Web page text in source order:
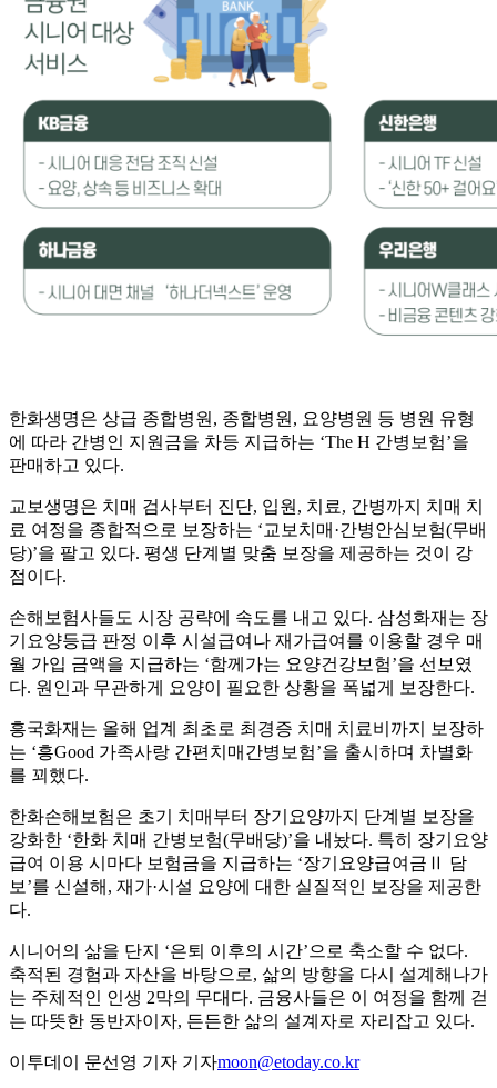
한화생명은 상급 종합병원, 종합병원, 요양병원 등 병원 유형
에 따라 간병인 지원금을 차등 지급하는 ‘The H 간병보험’을
판매하고 있다.
교보생명은 치매 검사부터 진단, 입원, 치료, 간병까지 치매 치
료 여정을 종합적으로 보장하는 ‘교보치매·간병안심보험(무배
당)’을 팔고 있다. 평생 단계별 맞춤 보장을 제공하는 것이 강
점이다.
손해보험사들도 시장 공략에 속도를 내고 있다. 삼성화재는 장
기요양등급 판정 이후 시설급여나 재가급여를 이용할 경우 매
월 가입 금액을 지급하는 ‘함께가는 요양건강보험’을 선보였
다. 원인과 무관하게 요양이 필요한 상황을 폭넓게 보장한다.
흥국화재는 올해 업계 최초로 최경증 치매 치료비까지 보장하
는 ‘흥Good 가족사랑 간편치매간병보험’을 출시하며 차별화
를 꾀했다.
한화손해보험은 초기 치매부터 장기요양까지 단계별 보장을
강화한 ‘한화 치매 간병보험(무배당)’을 내놨다. 특히 장기요양
급여 이용 시마다 보험금을 지급하는 ‘장기요양급여금Ⅱ 담
보’를 신설해, 재가·시설 요양에 대한 실질적인 보장을 제공한
다.
시니어의 삶을 단지 ‘은퇴 이후의 시간’으로 축소할 수 없다.
축적된 경험과 자산을 바탕으로, 삶의 방향을 다시 설계해나가
는 주체적인 인생 2막의 무대다. 금융사들은 이 여정을 함께 걷
는 따뜻한 동반자이자, 든든한 삶의 설계자로 자리잡고 있다.
이투데이 문선영 기자 기자moon@etoday.co.kr